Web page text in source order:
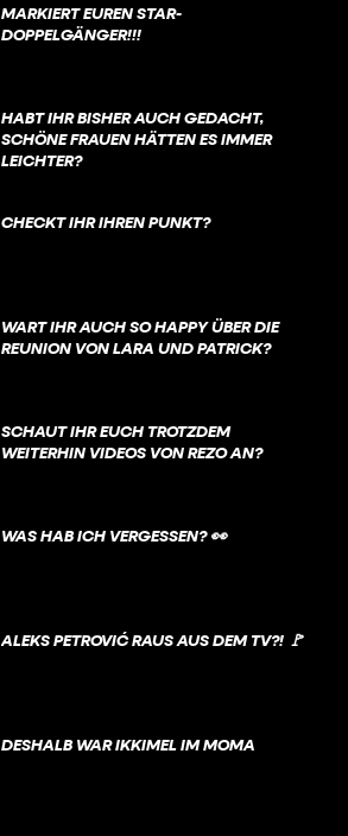
MARKIERT EUREN STAR-
DOPPELGÄNGER!!!
HABT IHR BISHER AUCH GEDACHT,
SCHÖNE FRAUEN HÄTTEN ES IMMER
LEICHTER?
CHECKT IHR IHREN PUNKT?
WART IHR AUCH SO HAPPY ÜBER DIE
REUNION VON LARA UND PATRICK?
SCHAUT IHR EUCH TROTZDEM
WEITERHIN VIDEOS VON REZO AN?
WAS HAB ICH VERGESSEN? 👀
ALEKS PETROVIĆ RAUS AUS DEM TV?! 🚩
DESHALB WAR IKKIMEL IM MOMA